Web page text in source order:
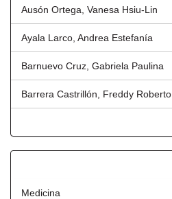
Ausón Ortega, Vanesa Hsiu-Lin
Ayala Larco, Andrea Estefanía
Barnuevo Cruz, Gabriela Paulina
Barrera Castrillón, Freddy Roberto
Medicina